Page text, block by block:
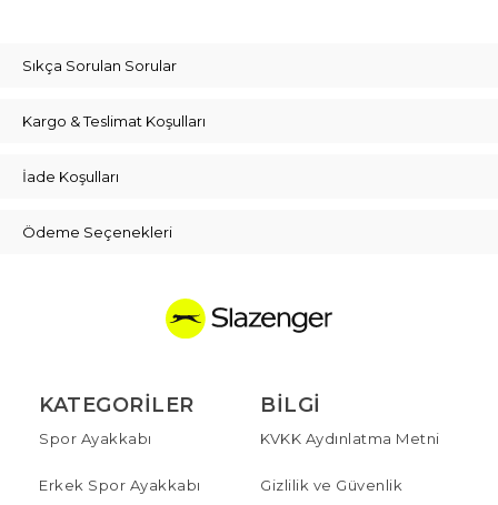
Sıkça Sorulan Sorular
Kargo & Teslimat Koşulları
İade Koşulları
Ödeme Seçenekleri
KATEGORILER
Spor Ayakkabı
Erkek Spor Ayakkabı
BILGI
KVKK Aydınlatma Metni
Gizlilik ve Güvenlik